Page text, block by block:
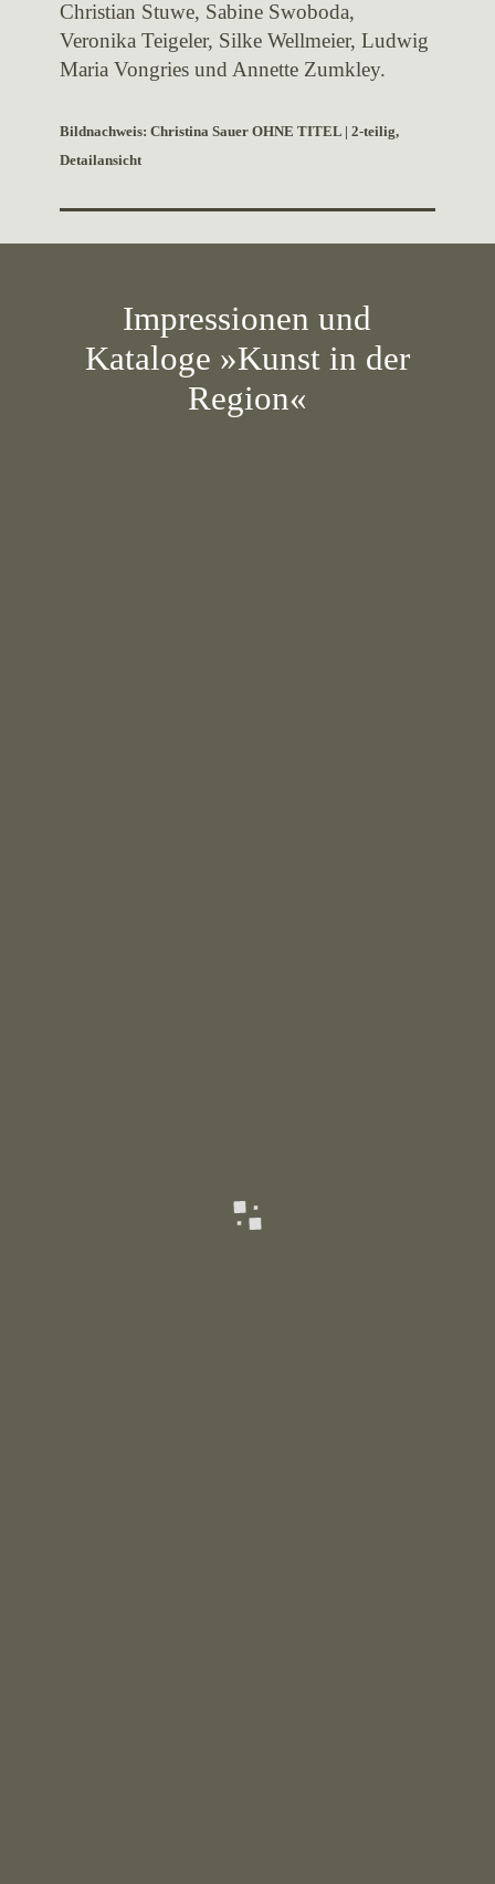
Christian Stuwe, Sabine Swoboda,
Veronika Teigeler, Silke Wellmeier, Ludwig
Maria Vongries und Annette Zumkley.
Bildnachweis: Christina Sauer OHNE TITEL | 2-teilig,
Detailansicht
Impressionen und
Kataloge »Kunst in der
Region«